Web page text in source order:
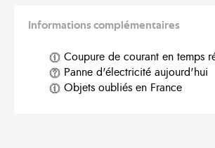
Informations complémentaires
Coupure de courant en temps
Panne d'électricité aujourd'hui
Objets oubliés en France